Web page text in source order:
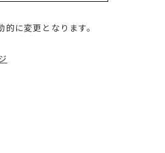
に変更となります。